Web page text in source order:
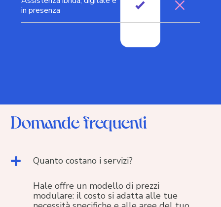
in presenza
Domande frequenti
Quanto costano i servizi?
Hale offre un modello di prezzi
modulare: il costo si adatta alle tue